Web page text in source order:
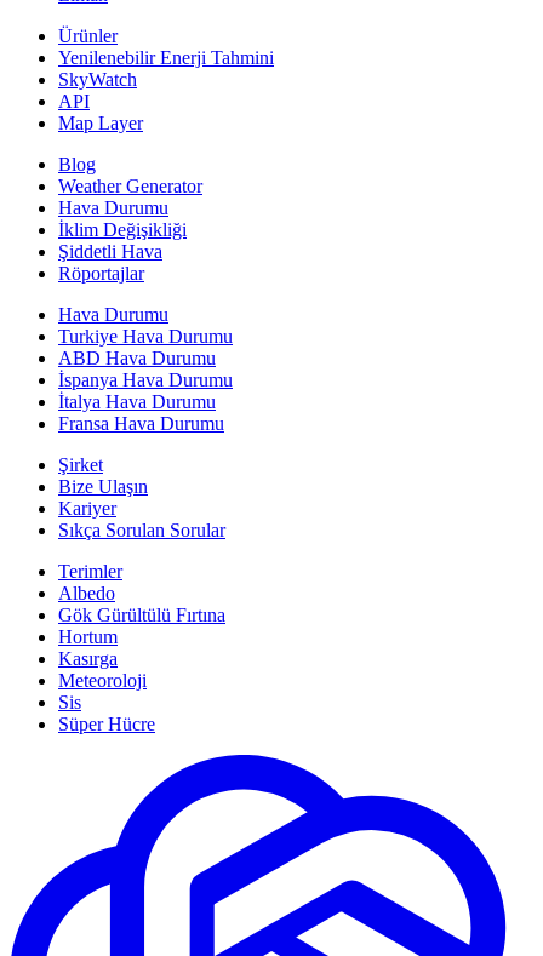
Ürünler
Yenilenebilir Enerji Tahmini
SkyWatch
API
Map Layer
Blog
Weather Generator
Hava Durumu
İklim Değişikliği
Şiddetli Hava
Röportajlar
Hava Durumu
Turkiye Hava Durumu
ABD Hava Durumu
İspanya Hava Durumu
İtalya Hava Durumu
Fransa Hava Durumu
Şirket
Bize Ulaşın
Kariyer
Sıkça Sorulan Sorular
Terimler
Albedo
Gök Gürültülü Fırtına
Hortum
Kasırga
Meteoroloji
Sis
Süper Hücre